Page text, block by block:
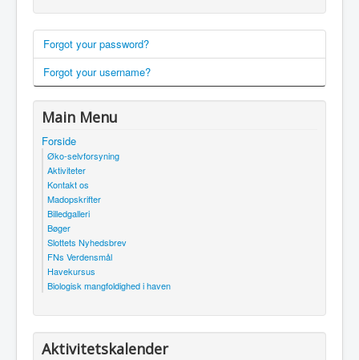
Forgot your password?
Forgot your username?
Main Menu
Forside
Øko-selvforsyning
Aktiviteter
Kontakt os
Madopskrifter
Billedgalleri
Bøger
Slottets Nyhedsbrev
FNs Verdensmål
Havekursus
Biologisk mangfoldighed i haven
Aktivitetskalender